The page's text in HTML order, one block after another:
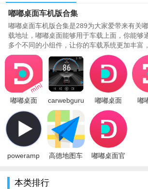
嘟嘟桌面车机版合集
嘟嘟桌面车机版合集是289为大家爱带来有关
载地址，嘟嘟桌面能够用于车载上面，你能够
多个不同的小组件，让你的车载系统更加丰富
方便，里面也对接了一些车机版..
嘟嘟桌面
mini车机版
2022最新版
vMINI1.01100
carwebguru
车机主题最
新汉化版
v1.0 安卓版
嘟嘟桌面
PROapk免
费版
vAs1.011004
安卓最新版
嘟
poweramp
uni永久破解
高德地图车
嘟嘟桌面官
本类排行